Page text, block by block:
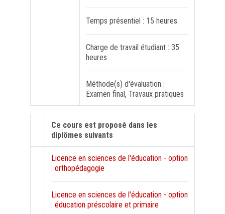
Temps présentiel : 15 heures
Charge de travail étudiant : 35
heures
Méthode(s) d'évaluation :
Examen final, Travaux pratiques
Ce cours est proposé dans les
diplômes suivants
Licence en sciences de l'éducation - option
: orthopédagogie
Licence en sciences de l'éducation - option
: éducation préscolaire et primaire